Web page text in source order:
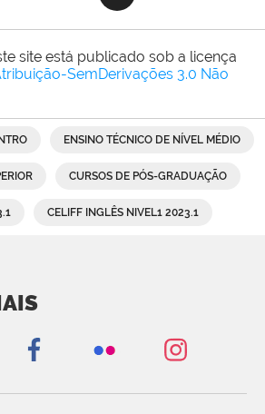
site está publicado sob a licença
SemDerivações 3.0 Não
ENSINO TÉCNICO DE NÍVEL MÉDIO
CURSOS DE PÓS-GRADUAÇÃO
CELIFF INGLÊS NIVEL1 2023.1